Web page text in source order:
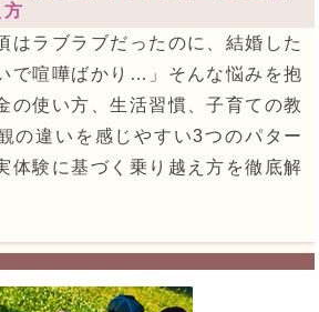
方
はラブラブだったのに、結婚した
で喧嘩ばかり…」そんな悩みを抱
の使い方、生活習慣、子育ての教
の違いを感じやすい3つのパター
体験に基づく乗り越え方を徹底解